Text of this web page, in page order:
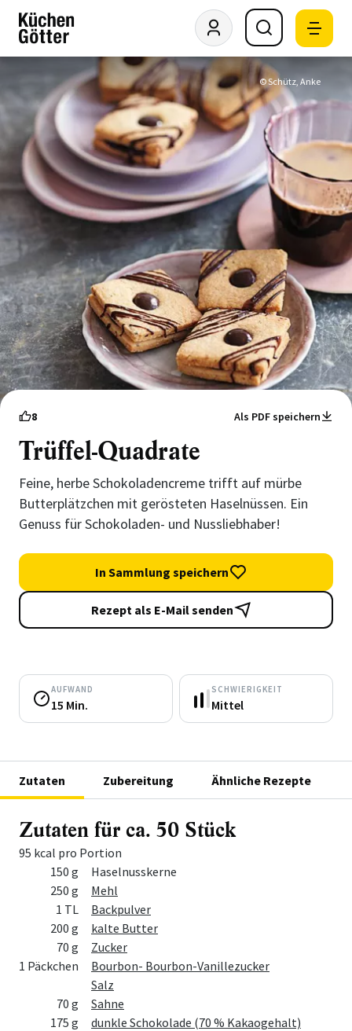
© Schütz, Anke
8 Als PDF speichern
Trüffel-Quadrate
Feine, herbe Schokoladencreme trifft auf mürbe
Butterplätzchen mit gerösteten Haselnüssen. Ein
Genuss für Schokoladen- und Nussliebhaber!
In Sammlung speichern
Rezept als E-Mail senden
AUFWAND
15 Min.
SCHWIERIGKEIT
Mittel
Zutaten Zubereitung Ähnliche Rezepte
Zutaten für ca. 50 Stück
95 kcal pro Portion
MengeZutat
150 g
Haselnusskerne
250 g
Mehl
1 TL
Backpulver
200 g
kalte Butter
70 g
Zucker
1 Päckchen
Bourbon- Bourbon-Vanillezucker
Salz
70 g
Sahne
175 g
dunkle Schokolade (70 % Kakaogehalt)